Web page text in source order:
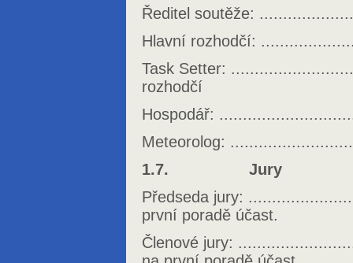
Ředitel soutěže:
Hlavní rozhodčí:
Task Setter:
rozhodčí
Hospodář:
Meteorolog:
1.7. Jury
Předseda jury:
první poradě účast.
Členové jury: